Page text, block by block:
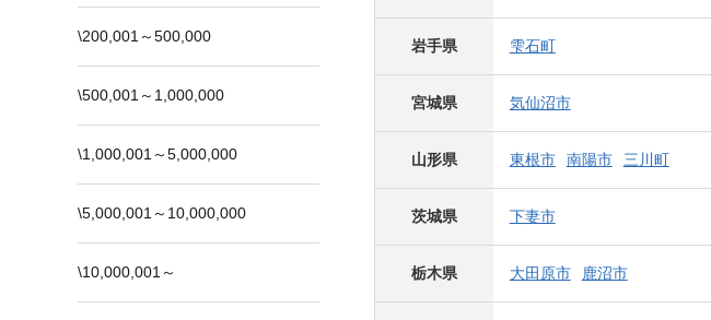
岩手県 雫石町
宮城県 気仙沼市
山形県 東根市 南陽市 三川町
茨城県 下妻市
栃木県 大田原市 鹿沼市
\200,001～500,000
\500,001～1,000,000
\1,000,001～5,000,000
\5,000,001～10,000,000
\10,000,001～